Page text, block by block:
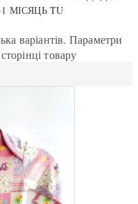
МІСЯЦЬ TU
варіантів. Параметри
товару